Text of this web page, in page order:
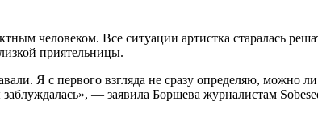
человеком. Все ситуации артистка старалась
приятельницы.
Я с первого взгляда не сразу определяю, можно
— заявила Борщева журналистам